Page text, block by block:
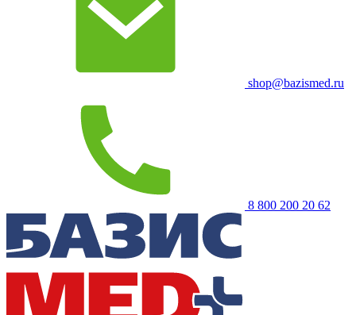
shop@bazismed.ru
8 800 200 20 62